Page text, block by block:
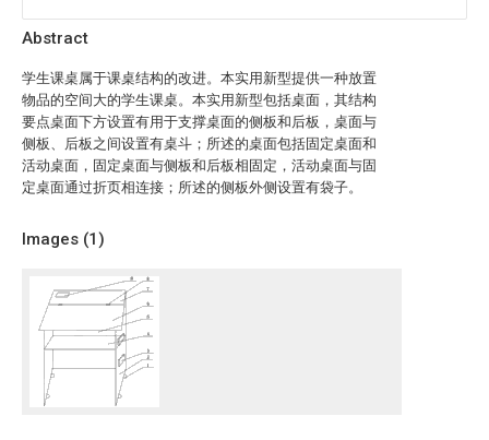
Abstract
学生课桌属于课桌结构的改进。本实用新型提供一种放置
物品的空间大的学生课桌。本实用新型包括桌面，其结构
要点桌面下方设置有用于支撑桌面的侧板和后板，桌面与
侧板、后板之间设置有桌斗；所述的桌面包括固定桌面和
活动桌面，固定桌面与侧板和后板相固定，活动桌面与固
定桌面通过折页相连接；所述的侧板外侧设置有袋子。
Images (1)